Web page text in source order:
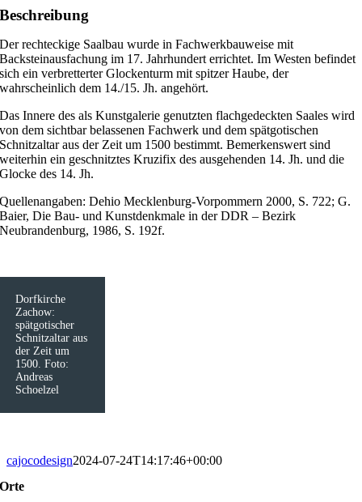
Beschreibung
Der rechteckige Saalbau wurde in Fachwerkbauweise mit
Backsteinausfachung im 17. Jahrhundert errichtet. Im Westen befindet
sich ein verbretterter Glockenturm mit spitzer Haube, der
wahrscheinlich dem 14./15. Jh. angehört.
Das Innere des als Kunstgalerie genutzten flachgedeckten Saales wird
von dem sichtbar belassenen Fachwerk und dem spätgotischen
Schnitzaltar aus der Zeit um 1500 bestimmt. Bemerkenswert sind
weiterhin ein geschnitztes Kruzifix des ausgehenden 14. Jh. und die
Glocke des 14. Jh.
Quellenangaben: Dehio Mecklenburg-Vorpommern 2000, S. 722; G.
Baier, Die Bau- und Kunstdenkmale in der DDR – Bezirk
Neubrandenburg, 1986, S. 192f.
Dorfkirche
Zachow:
spätgotischer
Schnitzaltar aus
der Zeit um
1500. Foto:
Andreas
Schoelzel
cajocodesign2024-07-24T14:17:46+00:00
Orte